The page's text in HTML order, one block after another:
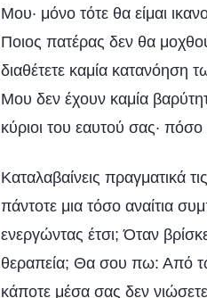
Μου· μόνο τότε θα είμαι
Ποιος πατέρας δεν θα
διαθέτετε καμία κατανόηση
Μου δεν έχουν καμία
κύριοι του εαυτού σας·
Καταλαβαίνεις πραγματικά
πάντοτε μια τόσο αναίτια
ενεργώντας έτσι; Όταν
θεραπεία; Θα σου πω: Από
κάποτε μέσα σας δεν